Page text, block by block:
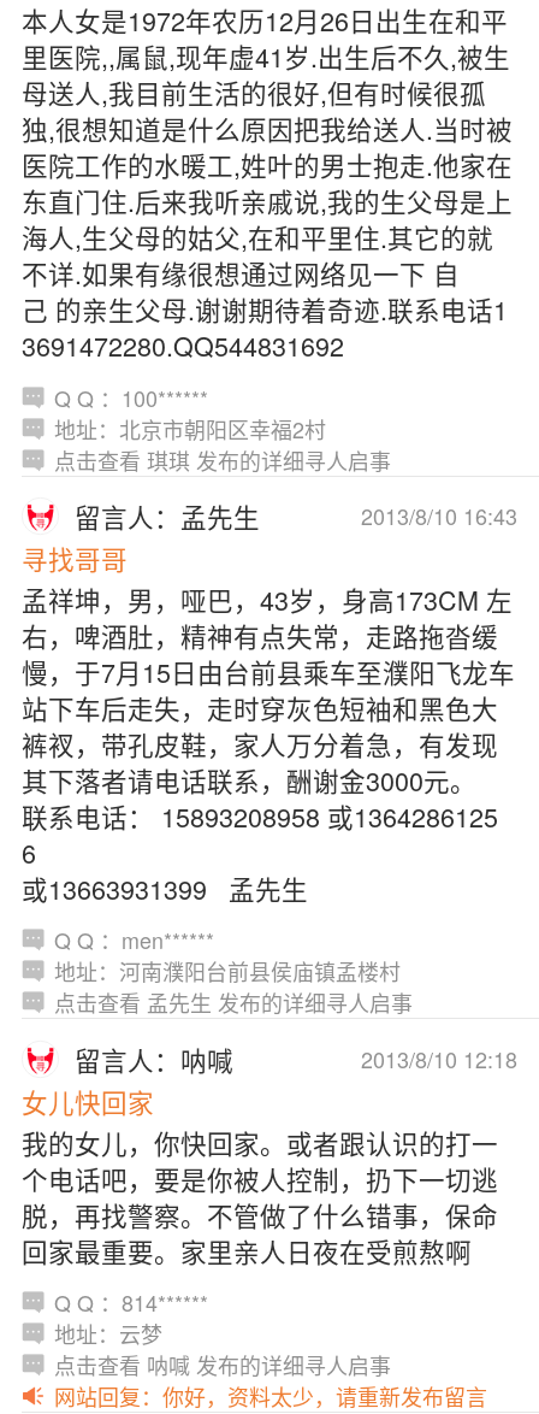
本人女是1972年农历12月26日出生在和平
里医院,,属鼠,现年虚41岁.出生后不久,被生
母送人,我目前生活的很好,但有时候很孤
独,很想知道是什么原因把我给送人.当时被
医院工作的水暖工,姓叶的男士抱走.他家在
东直门住.后来我听亲戚说,我的生父母是上
海人,生父母的姑父,在和平里住.其它的就
不详.如果有缘很想通过网络见一下 自
己 的亲生父母.谢谢期待着奇迹.联系电话1
3691472280.QQ544831692
Q Q ：100******
地址：北京市朝阳区幸福2村
点击查看 琪琪 发布的详细寻人启事
2013/8/10 16:43
留言人：孟先生
寻找哥哥
孟祥坤，男，哑巴，43岁，身高173CM 左
右，啤酒肚，精神有点失常，走路拖沓缓
慢，于7月15日由台前县乘车至濮阳飞龙车
站下车后走失，走时穿灰色短袖和黑色大
裤衩，带孔皮鞋，家人万分着急，有发现
其下落者请电话联系，酬谢金3000元。
联系电话： 15893208958 或1364286125
6
或13663931399 孟先生
Q Q ：men******
地址：河南濮阳台前县侯庙镇孟楼村
点击查看 孟先生 发布的详细寻人启事
2013/8/10 12:18
留言人：呐喊
女儿快回家
我的女儿，你快回家。或者跟认识的打一
个电话吧，要是你被人控制，扔下一切逃
脱，再找警察。不管做了什么错事，保命
回家最重要。家里亲人日夜在受煎熬啊
Q Q ：814******
地址：云梦
点击查看 呐喊 发布的详细寻人启事
网站回复：你好，资料太少，请重新发布留言